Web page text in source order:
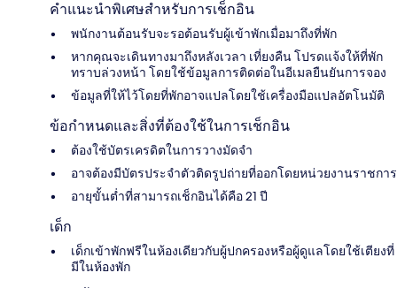
คำแนะนำพิเศษสำหรับการเช็กอิน
พนักงานต้อนรับจะรอต้อนรับผู้เข้าพักเมื่อมาถึงที่พัก
หากคุณจะเดินทางมาถึงหลังเวลา เที่ยงคืน โปรดแจ้งให้ที่พัก
ทราบล่วงหน้า โดยใช้ข้อมูลการติดต่อในอีเมลยืนยันการจอง
ข้อมูลที่ให้ไว้โดยที่พักอาจแปลโดยใช้เครื่องมือแปลอัตโนมัติ
ข้อกำหนดและสิ่งที่ต้องใช้ในการเช็กอิน
ต้องใช้บัตรเครดิตในการวางมัดจำ
อาจต้องมีบัตรประจำตัวติดรูปถ่ายที่ออกโดยหน่วยงานราชการ
อายุขั้นต่ำที่สามารถเช็กอินได้คือ 21 ปี
เด็ก
เด็กเข้าพักฟรีในห้องเดียวกับผู้ปกครองหรือผู้ดูแลโดยใช้เตียงที่
มีในห้องพัก